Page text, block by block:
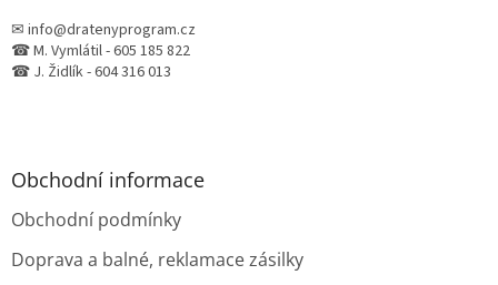
✉ info@dratenyprogram.cz
☎ M. Vymlátil - 605 185 822
☎ J. Židlík - 604 316 013
Obchodní informace
Obchodní podmínky
Doprava a balné, reklamace zásilky